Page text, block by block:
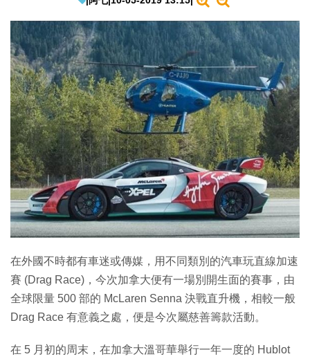
教學評測
EduTech
IT Times
生成式AI與雲端應用
Enterprise Digital Transformation
特集
在外國不時都有車迷或傳媒，用不同類別的汽車玩直線加速
賽 (Drag Race)，今次加拿大便有一場別開生面的賽事，由
全球限量 500 部的 McLaren Senna 決戰直升機，相較一般
Drag Race 有意義之處，便是今次屬慈善籌款活動。
在 5 月初的周末，在加拿大溫哥華舉行一年一度的 Hublot